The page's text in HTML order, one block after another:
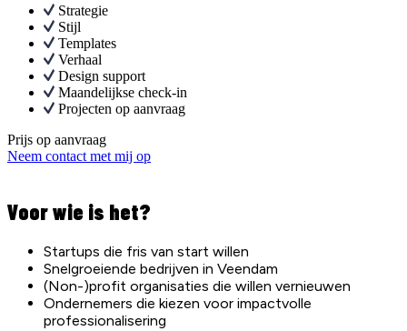
Strategie
Stijl
Templates
Verhaal
Design support
Maandelijkse check-in
Projecten op aanvraag
Prijs op aanvraag
Neem contact met mij op
Voor wie is het?
Startups die fris van start willen
Snelgroeiende bedrijven in Veendam
(Non-)profit organisaties die willen vernieuwen
Ondernemers die kiezen voor impactvolle
professionalisering